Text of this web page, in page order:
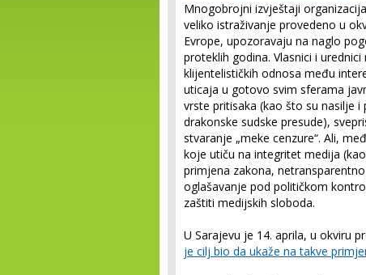
Mnogobrojni izvještaji
veliko istraživanje provedeno u
Evrope, upozoravaju na naglo
proteklih godina. Vlasnici i
klijentelističkih odnosa među
uticaja u gotovo svim sferama
vrste pritisaka (kao što su nasilje
drakonske sudske presude),
stvaranje „meke cenzure“. Ali,
koje utiču na integritet medija
primjena zakona,
oglašavanje pod političkom
zaštiti medijskih sloboda.
U Sarajevu je 14. aprila, u okviru
je cilj bio da ukaže na takve